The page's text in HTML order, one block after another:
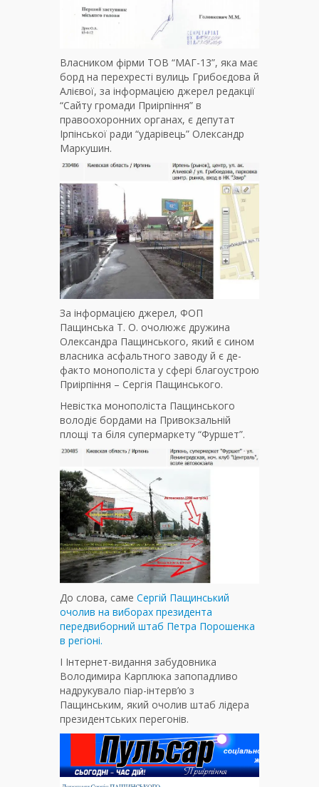
Власником фірми ТОВ “МАГ-13”, яка має
борд на перехресті вулиць Грибоєдова й
Алієвої, за інформацією джерел редакції
“Сайту громади Приірпіння” в
правоохоронних органах, є депутат
Ірпінської ради “ударівець” Олександр
Маркушин.
За інформацією джерел, ФОП
Пащинська Т. О. очолюжє дружина
Олександра Пащинського, який є сином
власника асфальтного заводу й є де-
факто монополіста у сфері благоустрою
Приірпіння – Сергія Пащинського.
Невістка монополіста Пащинського
володіє бордами на Привокзальній
площі та біля супермаркету “Фуршет”.
До слова, саме Сергій Пащинський
очолив на виборах президента
передвиборний штаб Петра Порошенка
в регіоні.
І Інтернет-видання забудовника
Володимира Карплюка запопадливо
надрукувало піар-інтерв’ю з
Пащинським, який очолив штаб лідера
президентських перегонів.